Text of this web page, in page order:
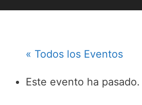
« Todos los Eventos
Este evento ha pasado.